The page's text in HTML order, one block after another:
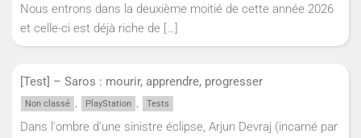
Nous entrons dans la deuxième moitié de cette année 2026
et celle-ci est déjà riche de […]
[Test] – Saros : mourir, apprendre, progresser
Non classé , PlayStation , Tests
Dans l'ombre d'une sinistre éclipse, Arjun Devraj (incarné par